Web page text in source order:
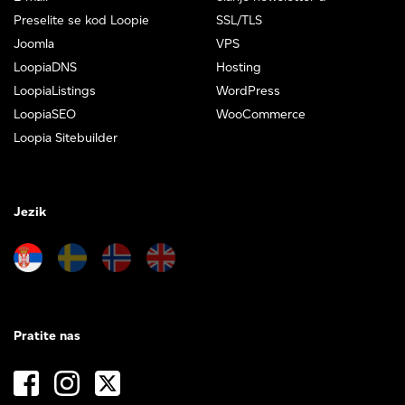
Preselite se kod Loopie
Joomla
LoopiaDNS
LoopiaListings
LoopiaSEO
Loopia Sitebuilder
SSL/TLS
VPS
Hosting
WordPress
WooCommerce
Jezik
Pratite nas